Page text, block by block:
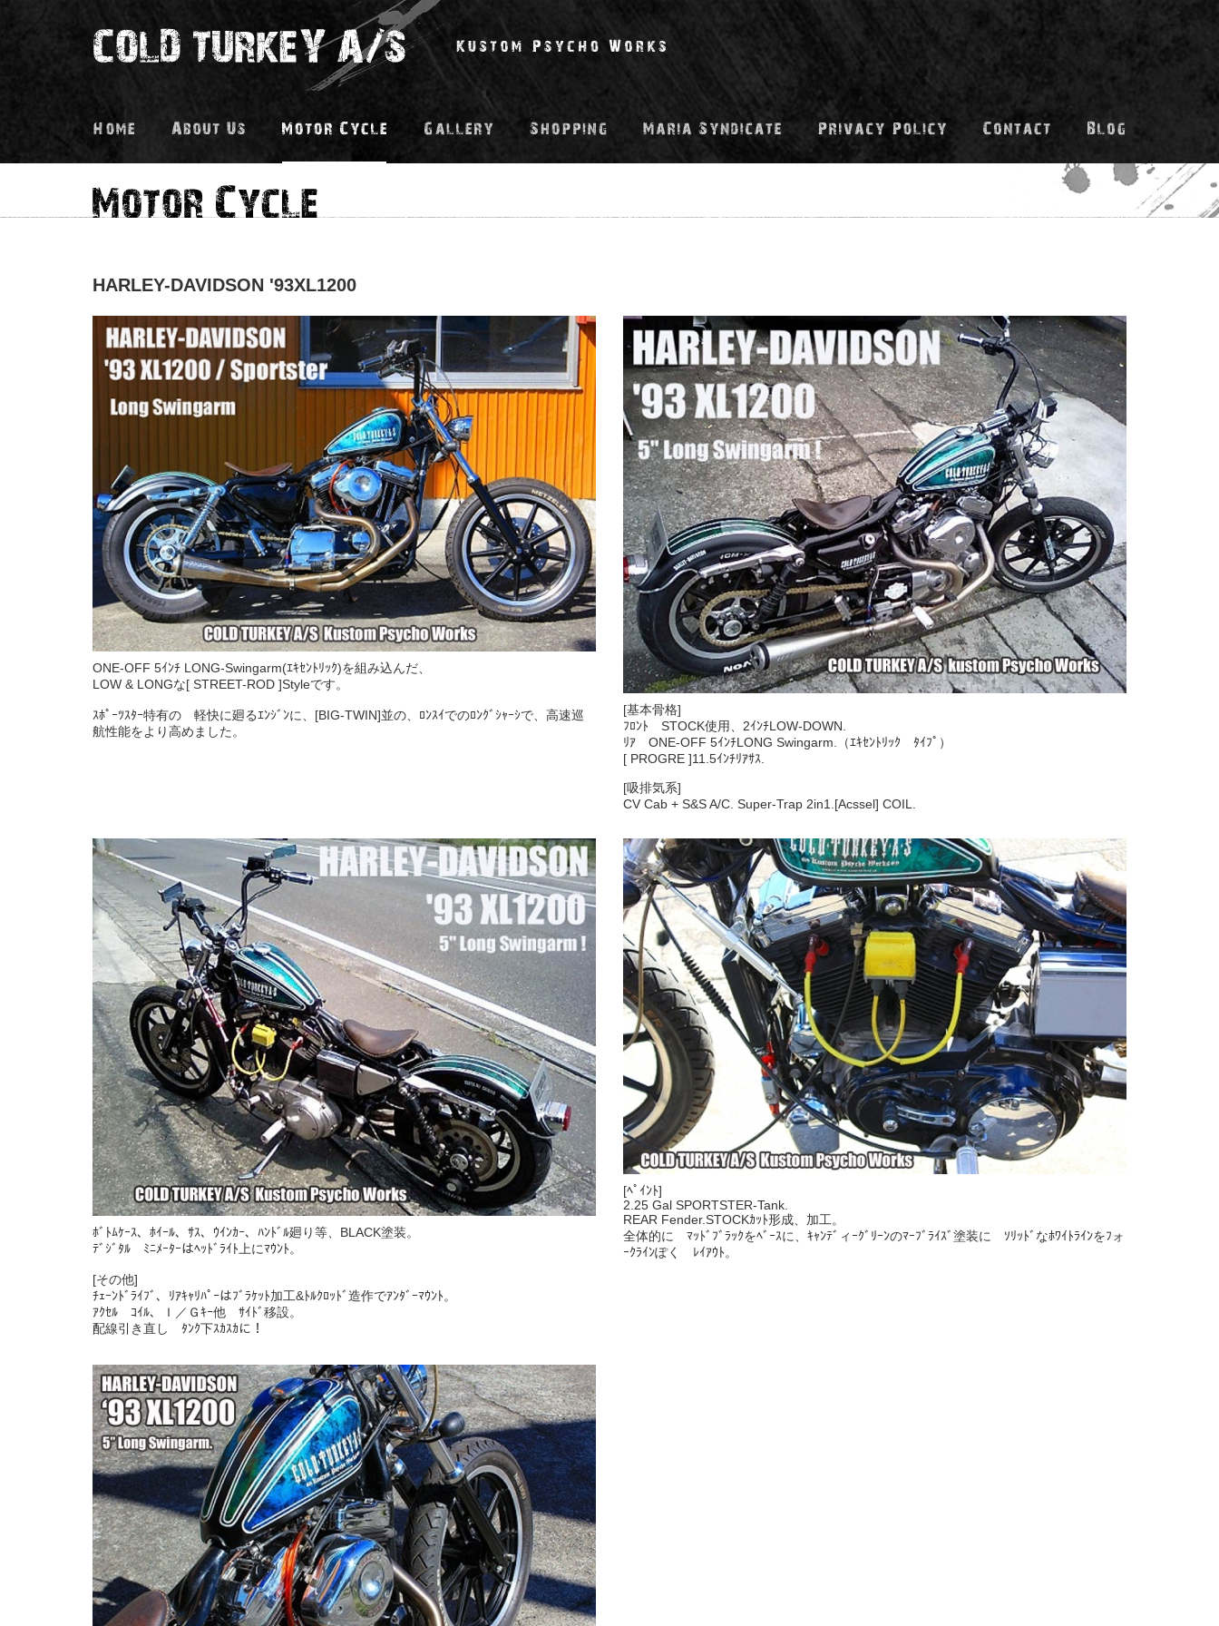
HARLEY-DAVIDSON '93XL1200
ONE-OFF 5ｲﾝﾁ LONG-Swingarm(ｴｷｾﾝﾄﾘｯｸ)を組み込んだ、
LOW & LONGな[ STREET-ROD ]Styleです。
ｽﾎﾟｰﾂｽﾀｰ特有の 軽快に廻るｴﾝｼﾞﾝに、[BIG-TWIN]並の、ﾛﾝｽｲでのﾛﾝｸﾞｼｬｰｼで、高速巡
航性能をより高めました。
[基本骨格]
ﾌﾛﾝﾄ STOCK使用、2ｲﾝﾁLOW-DOWN.
ﾘｱ ONE-OFF 5ｲﾝﾁLONG Swingarm.（ｴｷｾﾝﾄﾘｯｸ ﾀｲﾌﾟ）
[ PROGRE ]11.5ｲﾝﾁﾘｱｻｽ.
[吸排気系]
CV Cab + S&S A/C. Super-Trap 2in1.[Acssel] COIL.
ﾎﾞﾄﾑｹｰｽ、ﾎｲｰﾙ、ｻｽ、ｳｲﾝｶｰ、ﾊﾝﾄﾞﾙ廻り等、BLACK塗装。
ﾃﾞｼﾞﾀﾙ ﾐﾆﾒｰﾀｰはﾍｯﾄﾞﾗｲﾄ上にﾏｳﾝﾄ。
[その他]
ﾁｪｰﾝﾄﾞﾗｲﾌﾞ、ﾘｱｷｬﾘﾊﾟｰはﾌﾞﾗｹｯﾄ加工&ﾄﾙｸﾛｯﾄﾞ造作でｱﾝﾀﾞｰﾏｳﾝﾄ。
ｱｸｾﾙ ｺｲﾙ、Ｉ／Ｇｷｰ他 ｻｲﾄﾞ移設。
配線引き直し ﾀﾝｸ下ｽｶｽｶに！
[ﾍﾟｲﾝﾄ]
2.25 Gal SPORTSTER-Tank.
REAR Fender.STOCKｶｯﾄ形成、加工。
全体的に ﾏｯﾄﾞﾌﾞﾗｯｸをﾍﾞｰｽに、ｷｬﾝﾃﾞィｰｸﾞﾘｰﾝのﾏｰﾌﾞﾗｲｽﾞ塗装に ｿﾘｯﾄﾞなﾎﾜｲﾄﾗｲﾝをﾌォ
ｰｸﾗｲﾝぽく ﾚｲｱｳﾄ。